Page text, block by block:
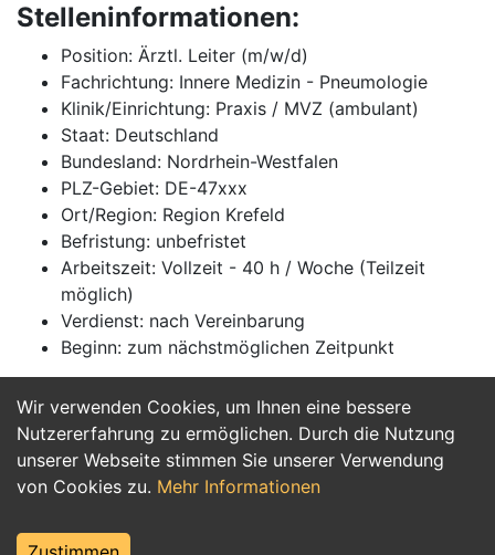
Wir verwenden Cookies, um Ihnen eine bessere
Nutzererfahrung zu ermöglichen. Durch die Nutzung
unserer Webseite stimmen Sie unserer Verwendung
von Cookies zu. Mehr Informationen
Stelleninformationen:
Position: Ärztl. Leiter (m/w/d)
Fachrichtung: Innere Medizin - Pneumologie
Klinik/Einrichtung: Praxis / MVZ (ambulant)
Staat: Deutschland
Bundesland: Nordrhein-Westfalen
PLZ-Gebiet: DE-47xxx
Ort/Region: Region Krefeld
Befristung: unbefristet
Arbeitszeit: Vollzeit - 40 h / Woche (Teilzeit
möglich)
Verdienst: nach Vereinbarung
Beginn: zum nächstmöglichen Zeitpunkt
Jetzt Bewerben